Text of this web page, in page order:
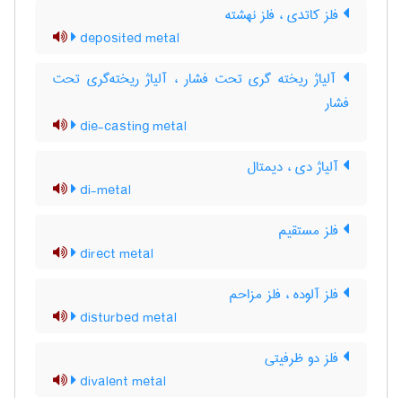
فلز کاتدی ، فلز نهشته
deposited metal
آلیاژ ریخته گری تحت فشار ، آلیاژ ریخته‌گری تحت
فشار
die-casting metal
آلیاژ دی ، دیمتال
di-metal
فلز مستقیم
direct metal
فلز آلوده ، فلز مزاحم
disturbed metal
فلز دو ظرفیتی
divalent metal